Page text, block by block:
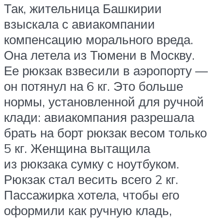
Так, жительница Башкирии
взыскала с авиакомпании
компенсацию морального вреда.
Она летела из Тюмени в Москву.
Ее рюкзак взвесили в аэропорту —
он потянул на 6 кг. Это больше
нормы, установленной для ручной
клади: авиакомпания разрешала
брать на борт рюкзак весом только
5 кг. Женщина вытащила
из рюкзака сумку с ноутбуком.
Рюкзак стал весить всего 2 кг.
Пассажирка хотела, чтобы его
оформили как ручную кладь,